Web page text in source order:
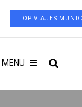
TOP VIAJES
MENU